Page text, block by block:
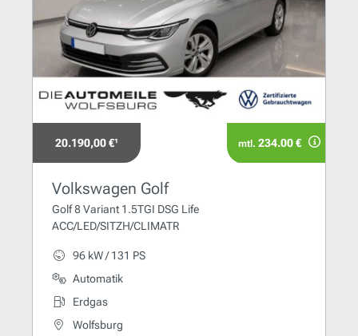
20.190,00 €¹ mtl. 234.00 €
Volkswagen Golf
Golf 8 Variant 1.5TGI DSG Life
ACC/LED/SITZH/CLIMATR
96 kW / 131 PS
Automatik
Erdgas
Wolfsburg